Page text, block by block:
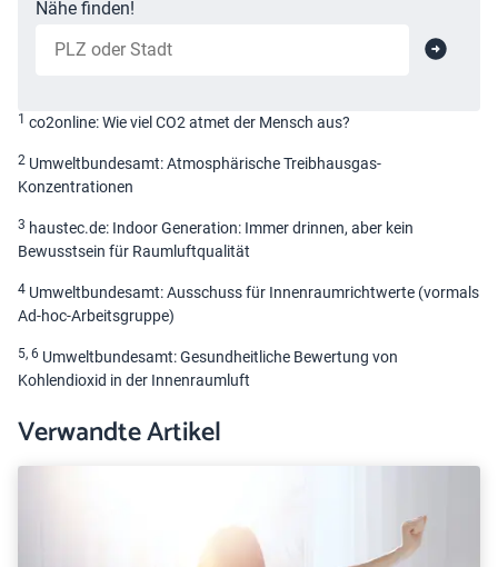
Nähe finden!
1 co2online: Wie viel CO2 atmet der Mensch aus?
2 Umweltbundesamt: Atmosphärische Treibhausgas-
Konzentrationen
3 haustec.de: Indoor Generation: Immer drinnen, aber kein
Bewusstsein für Raumluftqualität
4 Umweltbundesamt: Ausschuss für Innenraumrichtwerte (vormals
Ad-hoc-Arbeitsgruppe)
5, 6 Umweltbundesamt: Gesundheitliche Bewertung von
Kohlendioxid in der Innenraumluft
Verwandte Artikel